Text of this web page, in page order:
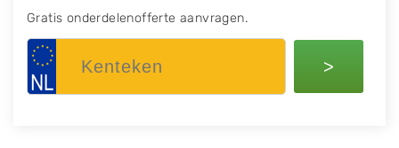
Gratis onderdelenofferte aanvragen.
>